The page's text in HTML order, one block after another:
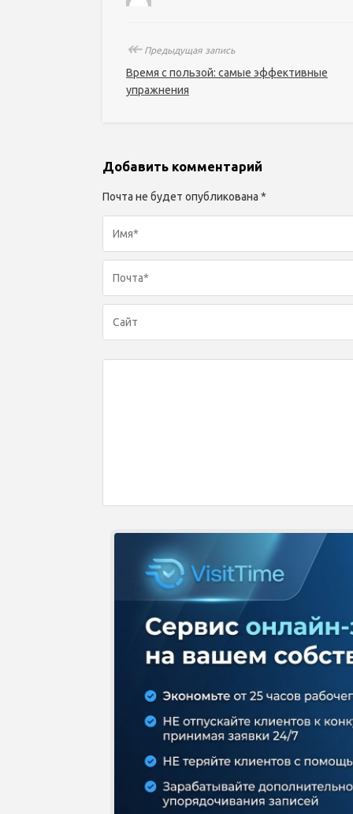
↞Предыдущая запись
Время с пользой: самые эффективные
упражнения
Добавить комментарий
Почта не будет опубликована *